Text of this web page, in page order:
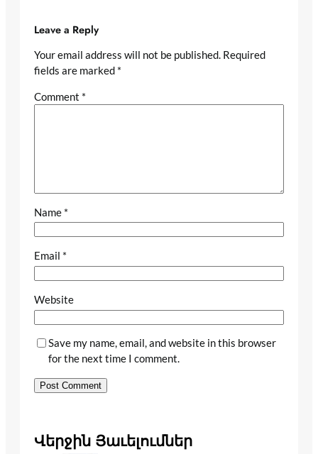
Leave a Reply
Your email address will not be published. Required
fields are marked *
Comment *
Name *
Email *
Website
Save my name, email, and website in this browser
for the next time I comment.
Վերջին Յաւելումներ